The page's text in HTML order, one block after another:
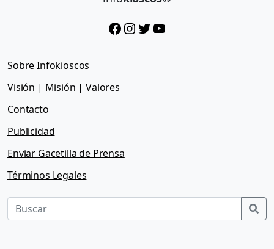
Facebook InstagramTwitter YouTube
Sobre Infokioscos
Visión | Misión | Valores
Contacto
Publicidad
Enviar Gacetilla de Prensa
Términos Legales